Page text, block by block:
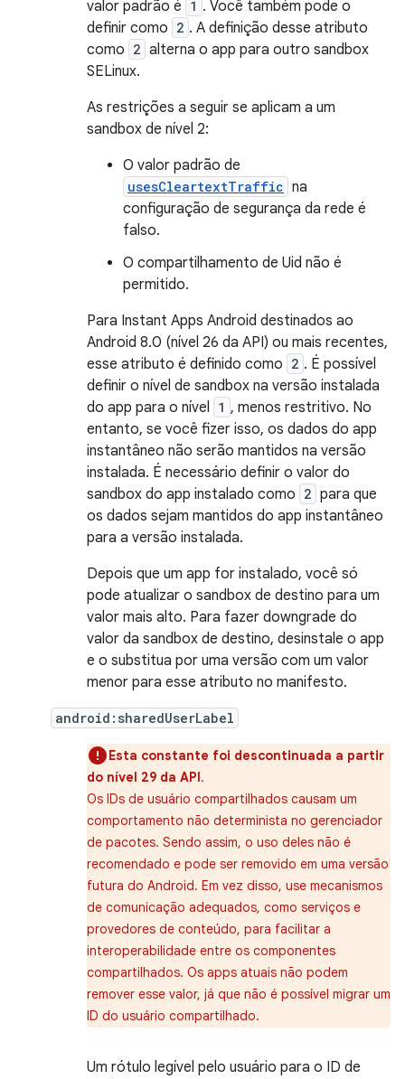
valor padrão é 1 . Você também pode o
definir como 2 . A definição desse atributo
como 2 alterna o app para outro sandbox
SELinux.
As restrições a seguir se aplicam a um
sandbox de nível 2:
O valor padrão de
usesCleartextTraffic na
configuração de segurança da rede é
falso.
O compartilhamento de Uid não é
permitido.
Para Instant Apps Android destinados ao
Android 8.0 (nível 26 da API) ou mais recentes,
esse atributo é definido como 2 . É possível
definir o nível de sandbox na versão instalada
do app para o nível 1 , menos restritivo. No
entanto, se você fizer isso, os dados do app
instantâneo não serão mantidos na versão
instalada. É necessário definir o valor do
sandbox do app instalado como 2 para que
os dados sejam mantidos do app instantâneo
para a versão instalada.
Depois que um app for instalado, você só
pode atualizar o sandbox de destino para um
valor mais alto. Para fazer downgrade do
valor da sandbox de destino, desinstale o app
e o substitua por uma versão com um valor
menor para esse atributo no manifesto.
android:sharedUserLabel
Esta constante foi descontinuada a partir
do nível 29 da API.
Os IDs de usuário compartilhados causam um
comportamento não determinista no gerenciador
de pacotes. Sendo assim, o uso deles não é
recomendado e pode ser removido em uma versão
futura do Android. Em vez disso, use mecanismos
de comunicação adequados, como serviços e
provedores de conteúdo, para facilitar a
interoperabilidade entre os componentes
compartilhados. Os apps atuais não podem
remover esse valor, já que não é possível migrar um
ID do usuário compartilhado.
Um rótulo legível pelo usuário para o ID de